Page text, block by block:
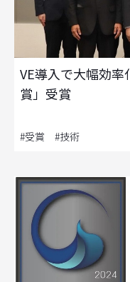
VE導入で大幅効
賞」受賞
#受賞 #技術